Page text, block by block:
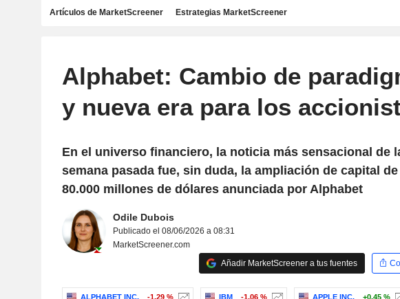
Artículos de MarketScreener Estrategias MarketScreener
Alphabet: Cambio de
y nueva era para los
En el universo financiero, la noticia más sensacional de
semana pasada fue, sin duda, la ampliación de capital de
80.000 millones de dólares anunciada por Alphabet
Odile Dubois
Publicado el 08/06/2026 a 08:31
MarketScreener.com
Añadir MarketScreener a tus fuentes
ALPHABET INC. -1,29 % IBM -1,06 % APPLE INC. +0,45 %